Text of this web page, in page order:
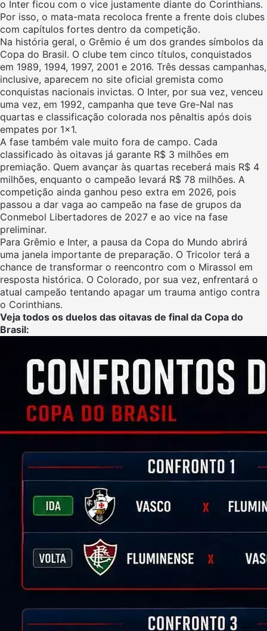
o Inter ficou com o vice justamente diante do Corinthians.
Por isso, o mata-mata recoloca frente a frente dois clubes
com capítulos fortes dentro da competição.
Na história geral, o Grêmio é um dos grandes símbolos da
Copa do Brasil. O clube tem cinco títulos, conquistados
em 1989, 1994, 1997, 2001 e 2016. Três dessas campanhas,
inclusive, aparecem no site oficial gremista como
conquistas nacionais invictas. O Inter, por sua vez, venceu
uma vez, em 1992, campanha que teve Gre-Nal nas
quartas e classificação colorada nos pênaltis após dois
empates por 1×1.
A fase também vale muito fora de campo. Cada
classificado às oitavas já garante R$ 3 milhões em
premiação. Quem avançar às quartas receberá mais R$ 4
milhões, enquanto o campeão levará R$ 78 milhões. A
competição ainda ganhou peso extra em 2026, pois
passou a dar vaga ao campeão na fase de grupos da
Conmebol Libertadores de 2027 e ao vice na fase
preliminar.
Para Grêmio e Inter, a pausa da Copa do Mundo abrirá
uma janela importante de preparação. O Tricolor terá a
chance de transformar o reencontro com o Mirassol em
resposta histórica. O Colorado, por sua vez, enfrentará o
atual campeão tentando apagar um trauma antigo contra
o Corinthians.
Veja todos os duelos das oitavas de final da Copa do
Brasil: